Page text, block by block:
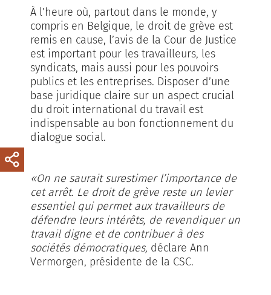
À l’heure où, partout dans le monde, y
compris en Belgique, le droit de grève est
remis en cause, l’avis de la Cour de Justice
est important pour les travailleurs, les
syndicats, mais aussi pour les pouvoirs
publics et les entreprises. Disposer d’une
base juridique claire sur un aspect crucial
du droit international du travail est
indispensable au bon fonctionnement du
dialogue social.
«On ne saurait surestimer l’importance de
cet arrêt. Le droit de grève reste un levier
essentiel qui permet aux travailleurs de
défendre leurs intérêts, de revendiquer un
travail digne et de contribuer à des
sociétés démocratiques, déclare Ann
Vermorgen, présidente de la CSC.